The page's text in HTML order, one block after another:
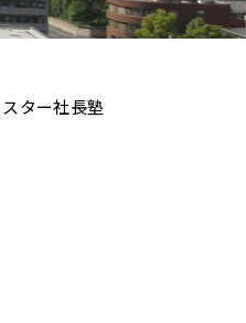
ター社長塾